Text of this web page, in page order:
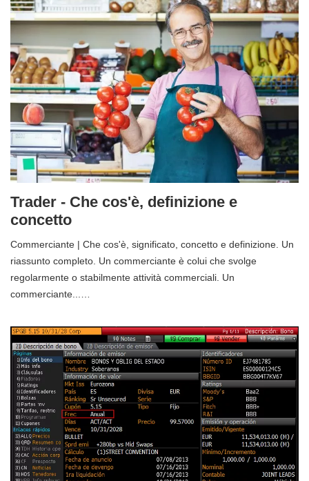
Trader - Che cos'è, definizione e
concetto
Commerciante | Che cos'è, significato, concetto e definizione. Un
riassunto completo. Un commerciante è colui che svolge
regolarmente o stabilmente attività commerciali. Un
commerciante...…